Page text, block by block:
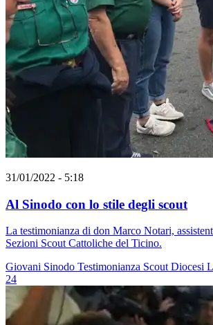
31/01/2022 - 5:18
Al Sinodo con lo stile degli scout
La testimonianza di don Marco Notari,
Sezioni Scout Cattoliche del Ticino.
Giovani Sinodo Testimonianza ScoutDiocesi
24